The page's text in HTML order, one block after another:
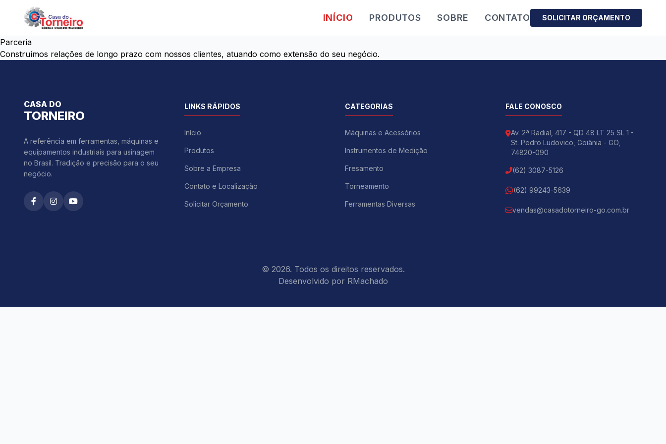
INÍCIO PRODUTOS SOBRE CONTATO SOLICITAR ORÇAMENTO
Parceria
Construímos relações de longo prazo com nossos clientes, atuando como extensão do seu negócio.
CASA DO
TORNEIRO
A referência em ferramentas, máquinas e
equipamentos industriais para usinagem
no Brasil. Tradição e precisão para o seu
negócio.
LINKS RÁPIDOS
Início
Produtos
Sobre a Empresa
Contato e Localização
Solicitar Orçamento
CATEGORIAS
Máquinas e Acessórios
Instrumentos de Medição
Fresamento
Torneamento
Ferramentas Diversas
FALE CONOSCO
Av. 2ª Radial, 417 - QD 48 LT 25 SL 1 -
St. Pedro Ludovico, Goiânia - GO,
74820-090
(62) 3087-5126
(62) 99243-5639
vendas@casadotorneiro-go.com.br
© 2026. Todos os direitos reservados.
Desenvolvido por RMachado